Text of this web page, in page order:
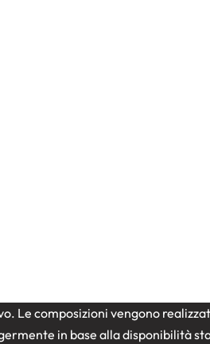
Le composizioni vengono
in base alla disponibilità